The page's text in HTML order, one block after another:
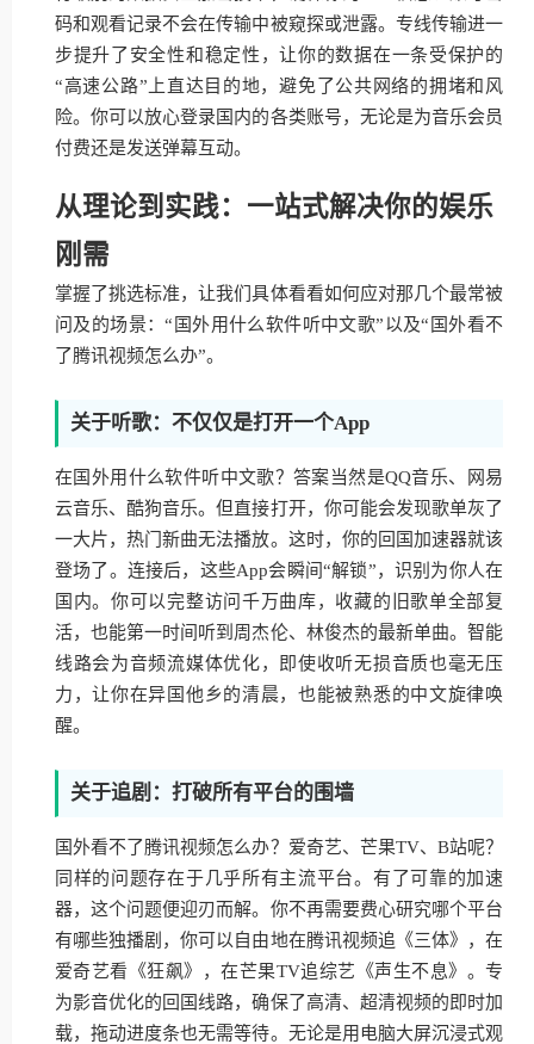
码和观看记录不会在传输中被窥探或泄露。专线传输进一
步提升了安全性和稳定性，让你的数据在一条受保护的
“高速公路”上直达目的地，避免了公共网络的拥堵和风
险。你可以放心登录国内的各类账号，无论是为音乐会员
付费还是发送弹幕互动。
从理论到实践：一站式解决你的娱乐
刚需
掌握了挑选标准，让我们具体看看如何应对那几个最常被
问及的场景：“国外用什么软件听中文歌”以及“国外看不
了腾讯视频怎么办”。
关于听歌：不仅仅是打开一个App
在国外用什么软件听中文歌？答案当然是QQ音乐、网易
云音乐、酷狗音乐。但直接打开，你可能会发现歌单灰了
一大片，热门新曲无法播放。这时，你的回国加速器就该
登场了。连接后，这些App会瞬间“解锁”，识别为你人在
国内。你可以完整访问千万曲库，收藏的旧歌单全部复
活，也能第一时间听到周杰伦、林俊杰的最新单曲。智能
线路会为音频流媒体优化，即使收听无损音质也毫无压
力，让你在异国他乡的清晨，也能被熟悉的中文旋律唤
醒。
关于追剧：打破所有平台的围墙
国外看不了腾讯视频怎么办？爱奇艺、芒果TV、B站呢？
同样的问题存在于几乎所有主流平台。有了可靠的加速
器，这个问题便迎刃而解。你不再需要费心研究哪个平台
有哪些独播剧，你可以自由地在腾讯视频追《三体》，在
爱奇艺看《狂飙》，在芒果TV追综艺《声生不息》。专
为影音优化的回国线路，确保了高清、超清视频的即时加
载，拖动进度条也无需等待。无论是用电脑大屏沉浸式观